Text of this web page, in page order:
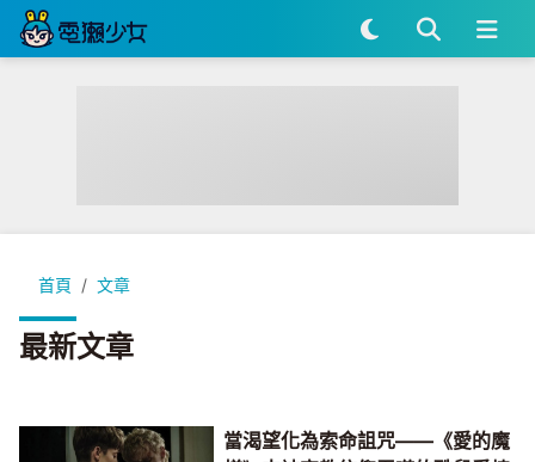
首頁 文章
最新文章
當渴望化為索命詛咒——《愛的魔